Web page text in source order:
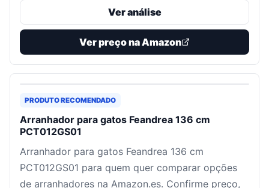
Ver análise
Ver preço na Amazon
PRODUTO RECOMENDADO
Arranhador para gatos Feandrea 136 cm
PCT012GS01
Arranhador para gatos Feandrea 136 cm
PCT012GS01 para quem quer comparar opções
de arranhadores na Amazon.es. Confirme preço,